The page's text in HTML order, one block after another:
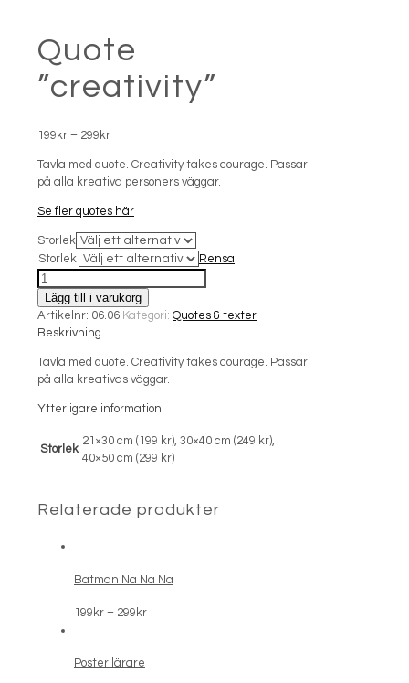
Quote
”creativity”
199 kr – 299 krPrisintervall:
till
299kr
Tavla med quote. Creativity takes courage. Passar
på alla kreativa personers väggar.
Se fler quotes här
Storlek
Storlek
Rensa
Quote
"creativity"
mängd
Lägg till i varukorg
Artikelnr: 06.06 Kategori: Quotes & texter
Beskrivning
Tavla med quote. Creativity takes courage. Passar
på alla kreativas väggar.
Ytterligare information
Storlek
21×30 cm (199 kr), 30×40 cm (249 kr),
40×50 cm (299 kr)
Relaterade produkter
Batman Na Na Na
199 kr – 299 krPrisintervall:
Poster lärare